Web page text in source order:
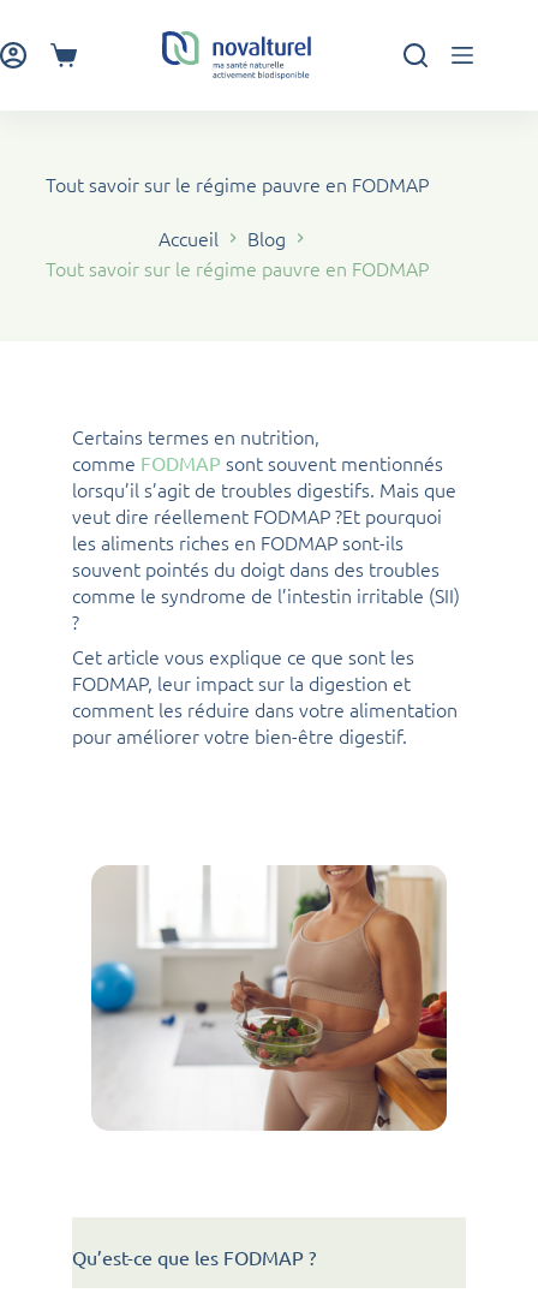
au
contenuPanier
Tout savoir sur le régime pauvre en FODMAP
Accueil
Blog
Tout savoir sur le régime pauvre en FODMAP
Certains termes en nutrition,
comme FODMAP sont souvent mentionnés
lorsqu’il s’agit de troubles digestifs. Mais que
veut dire réellement FODMAP ?Et pourquoi
les aliments riches en FODMAP sont-ils
souvent pointés du doigt dans des troubles
comme le syndrome de l’intestin irritable (SII)
?
Cet article vous explique ce que sont les
FODMAP, leur impact sur la digestion et
comment les réduire dans votre alimentation
pour améliorer votre bien-être digestif.
Qu’est-ce que les FODMAP ?